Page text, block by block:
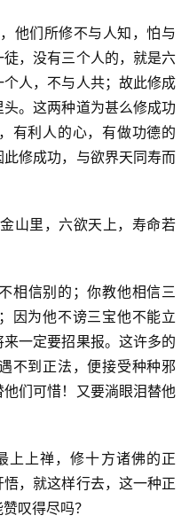
们所修不与人知，怕与
，没有三个人的，就是六
人，不与人共；故此修成
。这两种道为甚么修成功
有利人的心，有做功德的
修成功，与欲界天同寿而
里，六欲天上，寿命若
信别的；你教他相信三
因为他不谤三宝他不能立
一定要招果报。这许多的
不到正法，便接受种种邪
们可惜！又要淌眼泪替他
上禅，修十方诸佛的正
，就这样行去，这一种正
叹得尽吗？